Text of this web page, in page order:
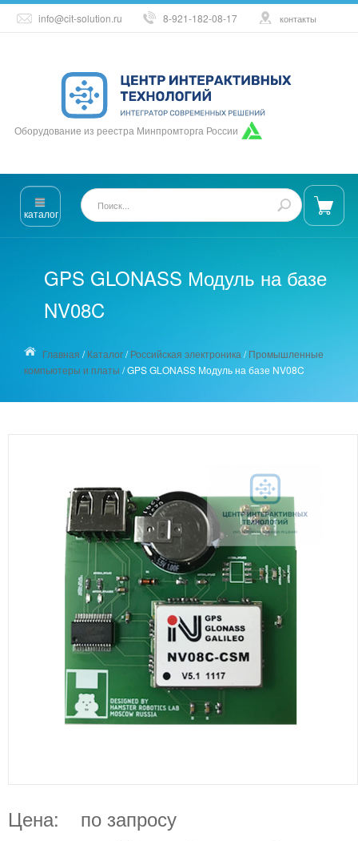
info@cit-solution.ru 8-921-182-08-17 контакты
Оборудование из реестра Минпромторга России
каталог
GPS GLONASS Модуль на базе
NV08C
Главная /Каталог/Российская электроника /Промышленные
компьютеры и платы /GPS GLONASS Модуль на базе NV08C
Цена: по запросу